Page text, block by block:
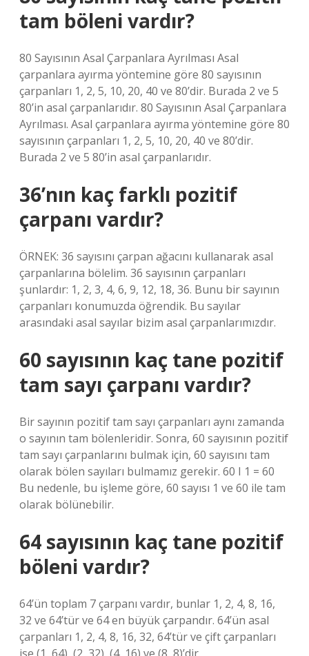
tam böleni vardır?
80 Sayısının Asal Çarpanlara Ayrılması Asal
çarpanlara ayırma yöntemine göre 80 sayısının
çarpanları 1, 2, 5, 10, 20, 40 ve 80’dir. Burada 2 ve 5
80’in asal çarpanlarıdır. 80 Sayısının Asal Çarpanlara
Ayrılması. Asal çarpanlara ayırma yöntemine göre 80
sayısının çarpanları 1, 2, 5, 10, 20, 40 ve 80’dir.
Burada 2 ve 5 80’in asal çarpanlarıdır.
36’nın kaç farklı pozitif
çarpanı vardır?
ÖRNEK: 36 sayısını çarpan ağacını kullanarak asal
çarpanlarına bölelim. 36 sayısının çarpanları
şunlardır: 1, 2, 3, 4, 6, 9, 12, 18, 36. Bunu bir sayının
çarpanları konumuzda öğrendik. Bu sayılar
arasındaki asal sayılar bizim asal çarpanlarımızdır.
60 sayısının kaç tane pozitif
tam sayı çarpanı vardır?
Bir sayının pozitif tam sayı çarpanları aynı zamanda
o sayının tam bölenleridir. Sonra, 60 sayısının pozitif
tam sayı çarpanlarını bulmak için, 60 sayısını tam
olarak bölen sayıları bulmamız gerekir. 60 I 1 = 60
Bu nedenle, bu işleme göre, 60 sayısı 1 ve 60 ile tam
olarak bölünebilir.
64 sayısının kaç tane pozitif
böleni vardır?
64’ün toplam 7 çarpanı vardır, bunlar 1, 2, 4, 8, 16,
32 ve 64’tür ve 64 en büyük çarpandır. 64’ün asal
çarpanları 1, 2, 4, 8, 16, 32, 64’tür ve çift çarpanları